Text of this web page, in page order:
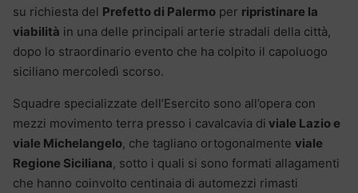
su richiesta del Prefetto di Palermo per ripristinare la
viabilità in una delle principali arterie stradali della città,
dopo lo straordinario evento che ha colpito il capoluogo
siciliano mercoledì scorso.
Squadre specializzate dell’Esercito sono all’opera con
mezzi movimento terra presso i cavalcavia di viale Lazio e
viale Michelangelo, che tagliano ortogonalmente viale
Regione Siciliana, sotto i quali si sono formati allagamenti
che hanno coinvolto centinaia di automezzi rimasti